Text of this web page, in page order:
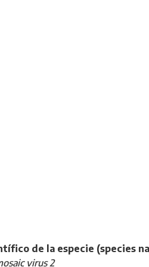
de la especie (species
virus 2